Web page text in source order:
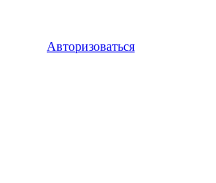
Авторизоваться